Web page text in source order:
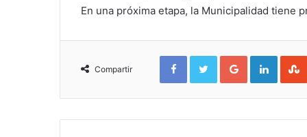
En una próxima etapa, la Municipalidad tiene
Compartir
FacebookTwitterGoogle+